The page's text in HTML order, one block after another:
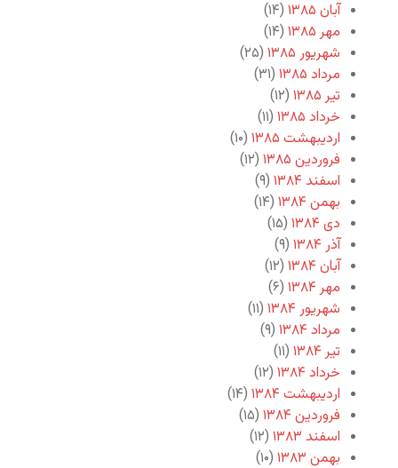
آبان ۱۳۸۵
(۱۴)
مهر ۱۳۸۵
(۱۴)
شهریور ۱۳۸۵
(۲۵)
مرداد ۱۳۸۵
(۳۱)
تیر ۱۳۸۵
(۱۲)
خرداد ۱۳۸۵
(۱۱)
اردیبهشت ۱۳۸۵
(۱۰)
فروردین ۱۳۸۵
(۱۲)
اسفند ۱۳۸۴
(۹)
بهمن ۱۳۸۴
(۱۴)
دی ۱۳۸۴
(۱۵)
آذر ۱۳۸۴
(۹)
آبان ۱۳۸۴
(۱۲)
مهر ۱۳۸۴
(۶)
شهریور ۱۳۸۴
(۱۱)
مرداد ۱۳۸۴
(۹)
تیر ۱۳۸۴
(۱۱)
خرداد ۱۳۸۴
(۱۲)
اردیبهشت ۱۳۸۴
(۱۴)
فروردین ۱۳۸۴
(۱۵)
اسفند ۱۳۸۳
(۱۲)
بهمن ۱۳۸۳
(۱۰)